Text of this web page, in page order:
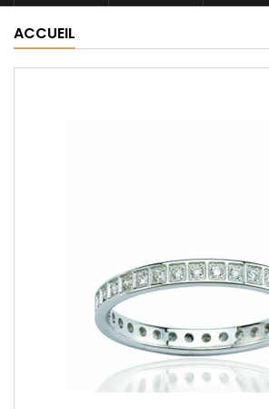
ACCUEIL